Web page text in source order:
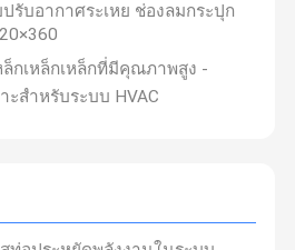
พกพา
ศแบบสวมใส่ได้
รับอากาศระเหย ช่องลมกระปุก
กเหล็กเหล็กที่มีคุณภาพสูง -
สําหรับระบบ HVAC
าพดีเยี่ยม ราคาถูก ส่งตรงเวลา
บความไว้วางใจและได้รับการยกย่อง
ยู่ เรากระทําอย่างเร่งด่วนและแม่นยํา